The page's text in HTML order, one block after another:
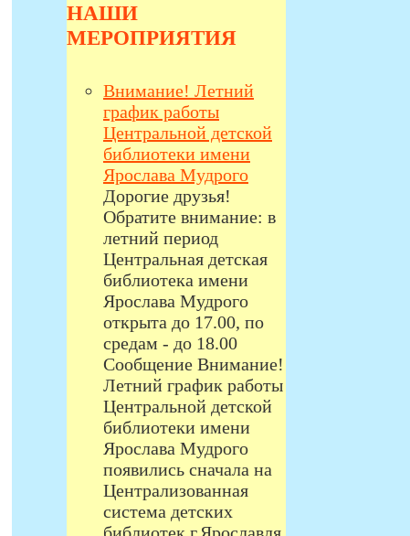
НАШИ
МЕРОПРИЯТИЯ
Внимание! Летний
график работы
Центральной детской
библиотеки имени
Ярослава Мудрого
Дорогие друзья!
Обратите внимание: в
летний период
Центральная детская
библиотека имени
Ярослава Мудрого
открыта до 17.00, по
средам - до 18.00
Сообщение Внимание!
Летний график работы
Центральной детской
библиотеки имени
Ярослава Мудрого
появились сначала на
Централизованная
система детских